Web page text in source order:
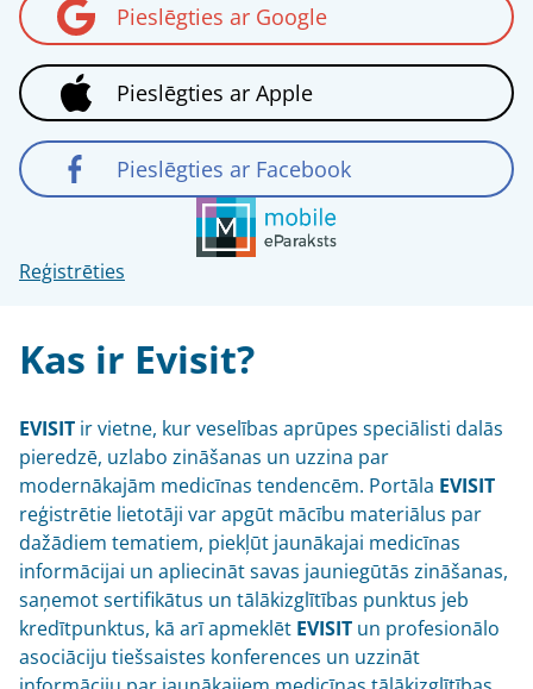
Pieslēgties ar Google
Pieslēgties ar Apple
Pieslēgties ar Facebook
Reģistrēties
Kas ir Evisit?
EVISIT ir vietne, kur veselības aprūpes speciālisti dalās
pieredzē, uzlabo zināšanas un uzzina par
modernākajām medicīnas tendencēm. Portāla EVISIT
reģistrētie lietotāji var apgūt mācību materiālus par
dažādiem tematiem, piekļūt jaunākajai medicīnas
informācijai un apliecināt savas jauniegūtās zināšanas,
saņemot sertifikātus un tālākizglītības punktus jeb
kredītpunktus, kā arī apmeklēt EVISIT un profesionālo
asociāciju tiešsaistes konferences un uzzināt